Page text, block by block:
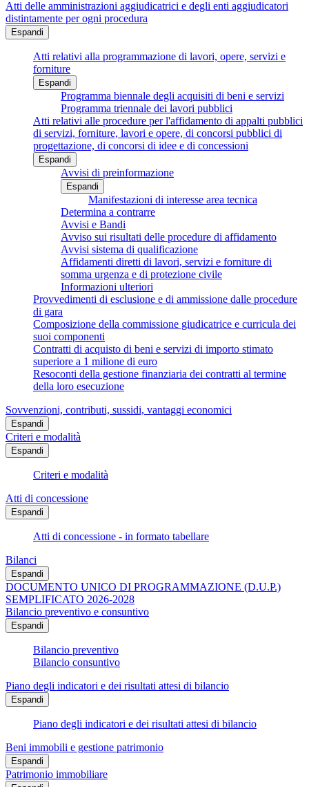
Atti delle amministrazioni aggiudicatrici e degli enti aggiudicatori
distintamente per ogni procedura
Espandi
Atti relativi alla programmazione di lavori, opere, servizi e
forniture
Espandi
Programma biennale degli acquisiti di beni e servizi
Programma triennale dei lavori pubblici
Atti relativi alle procedure per l'affidamento di appalti pubblici
di servizi, forniture, lavori e opere, di concorsi pubblici di
progettazione, di concorsi di idee e di concessioni
Espandi
Avvisi di preinformazione
Espandi
Manifestazioni di interesse area tecnica
Determina a contrarre
Avvisi e Bandi
Avviso sui risultati delle procedure di affidamento
Avvisi sistema di qualificazione
Affidamenti diretti di lavori, servizi e forniture di
somma urgenza e di protezione civile
Informazioni ulteriori
Provvedimenti di esclusione e di ammissione dalle procedure
di gara
Composizione della commissione giudicatrice e curricula dei
suoi componenti
Contratti di acquisto di beni e servizi di importo stimato
superiore a 1 milione di euro
Resoconti della gestione finanziaria dei contratti al termine
della loro esecuzione
Sovvenzioni, contributi, sussidi, vantaggi economici
Espandi
Criteri e modalità
Espandi
Criteri e modalità
Atti di concessione
Espandi
Atti di concessione - in formato tabellare
Bilanci
Espandi
DOCUMENTO UNICO DI PROGRAMMAZIONE (D.U.P.)
SEMPLIFICATO 2026-2028
Bilancio preventivo e consuntivo
Espandi
Bilancio preventivo
Bilancio consuntivo
Piano degli indicatori e dei risultati attesi di bilancio
Espandi
Piano degli indicatori e dei risultati attesi di bilancio
Beni immobili e gestione patrimonio
Espandi
Patrimonio immobiliare